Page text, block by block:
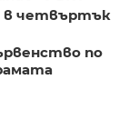
в четвъртък
по